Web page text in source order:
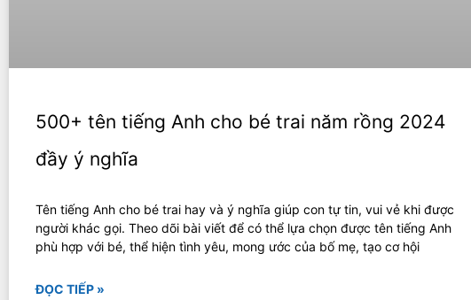
500+ tên tiếng Anh cho bé trai năm rồng 2024
đầy ý nghĩa
Tên tiếng Anh cho bé trai hay và ý nghĩa giúp con tự tin, vui vẻ khi được
người khác gọi. Theo dõi bài viết để có thể lựa chọn được tên tiếng Anh
phù hợp với bé, thể hiện tình yêu, mong ước của bố mẹ, tạo cơ hội
ĐỌC TIẾP »